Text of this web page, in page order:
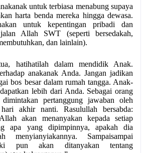
untuk terbiasa menabung supaya
harta benda mereka hingga dewasa.
untuk kepentingan pribadi dan
Allah SWT (seperti bersedakah,
dan lain­lain).
hati­hatilah dalam mendidik Anak.
anak­anak Anda. Jangan jadikan
bos besar dalam rumah tangga. Anak­
lebih dari Anda. Sebagai orang
pertanggung jawaban oleh
akhir nanti. Rasulullah bersabda:
akan menanyakan kepada setiap
apa yang dipimpinnya, apakah dia
menyia­nyiakannya. Sampai­sampai
pun akan ditanyakan tentang